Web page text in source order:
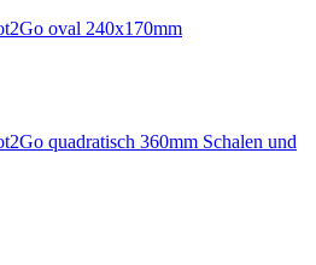
oval 240x170mm
quadratisch 360mm Schalen und